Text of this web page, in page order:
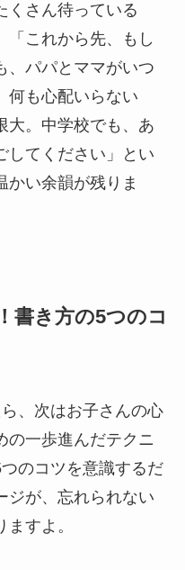
くさん待っている
「これから先、もし
、パパとママがいつ
何も心配いらない
大。中学校でも、あ
してください」とい
かい余韻が残りま
書き方の5つのコ
、次はお子さんの心
の一歩進んだテクニ
のコツを意識するだ
ジが、忘れられない
すよ。